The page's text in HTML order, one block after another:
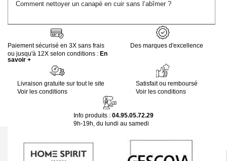
Comment nettoyer un canapé en cuir sans l’abîmer ?
Paiement sécurisé en 3X sans frais
ou jusqu'à 12X selon conditions : En
savoir +
Des marques d'excellence
Livraison gratuite sur tout le site
Voir les conditions
Satisfait ou remboursé
Voir les conditions
Info produits : 04.95.05.72.29
9h-19h, du lundi au samedi